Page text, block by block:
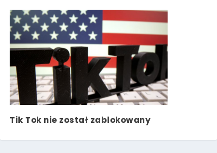
Tik Tok nie został zablokowany